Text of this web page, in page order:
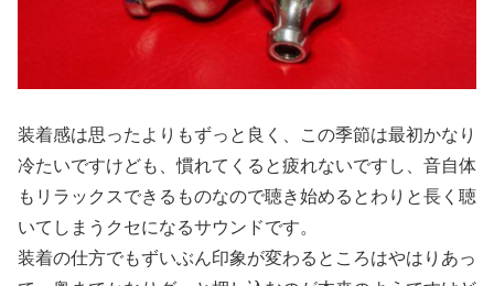
装着感は思ったよりもずっと良く、この季節は最初かなり
冷たいですけども、慣れてくると疲れないですし、音自体
もリラックスできるものなので聴き始めるとわりと長く聴
いてしまうクセになるサウンドです。
装着の仕方でもずいぶん印象が変わるところはやはりあっ